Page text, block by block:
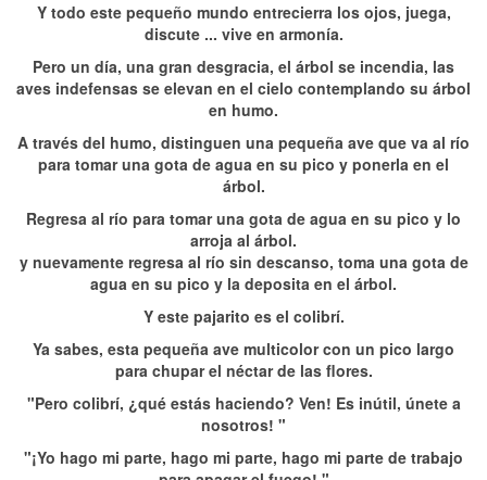
Y todo este pequeño mundo entrecierra los ojos, juega,
discute ... vive en armonía.
Pero un día, una gran desgracia, el árbol se incendia, las
aves indefensas se elevan en el cielo contemplando su árbol
en humo.
A través del humo, distinguen una pequeña ave que va al río
para tomar una gota de agua en su pico y ponerla en el
árbol.
Regresa al río para tomar una gota de agua en su pico y lo
arroja al árbol.
y nuevamente regresa al río sin descanso, toma una gota de
agua en su pico y la deposita en el árbol.
Y este pajarito es el colibrí.
Ya sabes, esta pequeña ave multicolor con un pico largo
para chupar el néctar de las flores.
"Pero colibrí, ¿qué estás haciendo? Ven! Es inútil, únete a
nosotros! "
"¡Yo hago mi parte, hago mi parte, hago mi parte de trabajo